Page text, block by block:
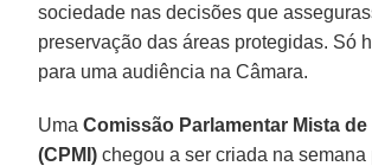
sociedade nas decisões que
preservação das áreas protegidas. Só
para uma audiência na Câmara.
UmaComissão Parlamentar Mista
(CPMI) chegou a ser criada na semana